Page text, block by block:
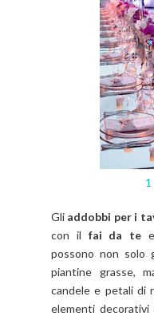
1
Gli addobbi per i
con il fai da te
possono non solo
piantine grasse,
candele e petali di
elementi